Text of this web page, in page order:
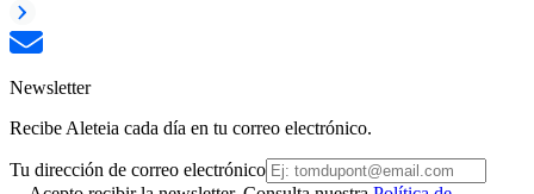
Newsletter
Recibe Aleteia cada día en tu correo electrónico.
Tu dirección de correo electrónico